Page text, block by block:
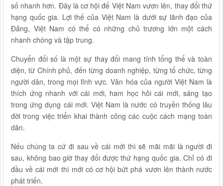
số nhanh hơn. Đây là cơ hội để Việt Nam vươn lên, thay đổi thứ
hạng quốc gia. Lợi thế của Việt Nam là dưới sự lãnh đạo của
Đảng, Việt Nam có thể có những chủ trương lớn một cách
nhanh chóng và tập trung.
Chuyển đổi số là một sự thay đổi mang tính tổng thể và toàn
diện, từ Chính phủ, đến từng doanh nghiệp, từng tổ chức, từng
người dân, trong mọi lĩnh vực. Văn hóa của người Việt Nam là
thích ứng nhanh với cái mới, ham học hỏi cái mới, sáng tạo
trong ứng dụng cái mới. Việt Nam là nước có truyền thống lâu
đời trong việc triển khai thành công các cuộc cách mạng toàn
dân.
Nếu chúng ta cứ đi sau về cái mới thì sẽ mãi mãi là người đi
sau, không bao giờ thay đổi được thứ hạng quốc gia. Chỉ có đi
đầu về cái mới thì mới có cơ hội bứt phá vươn lên thành nước
phát triển.